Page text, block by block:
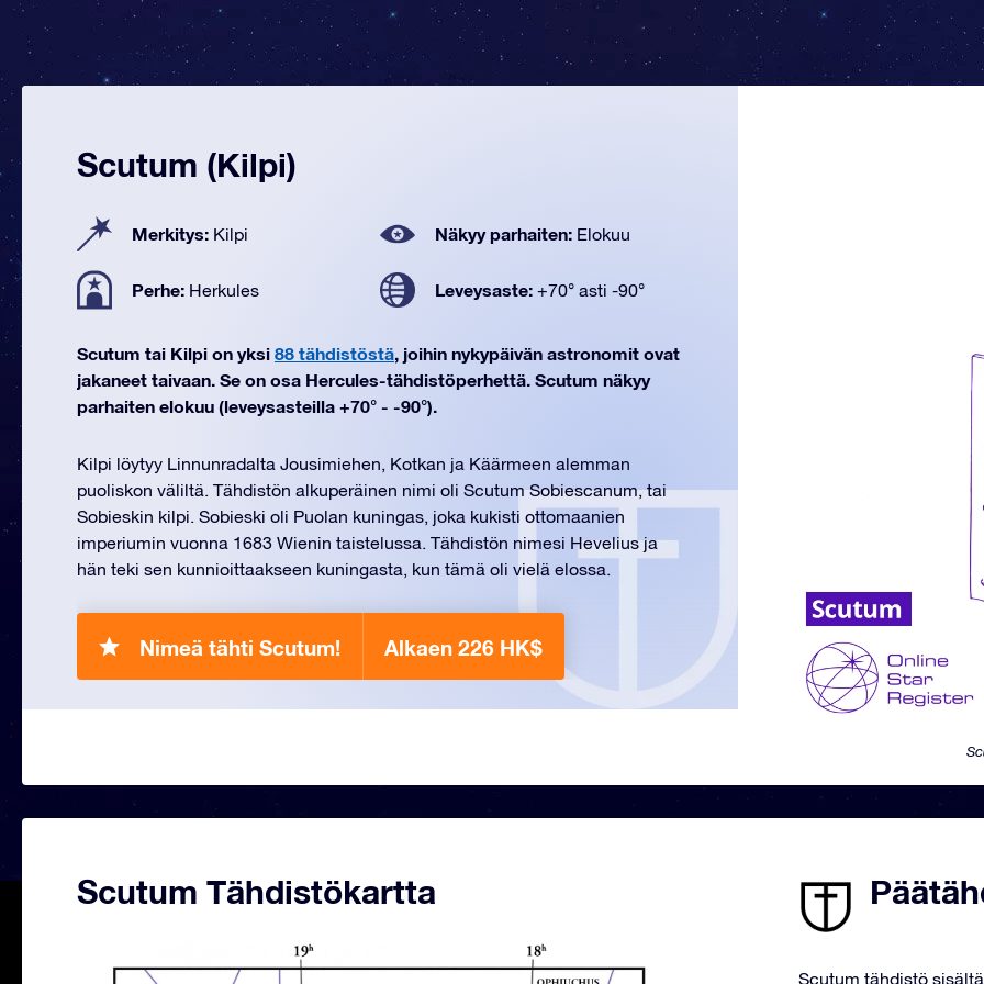
Scutum (Kilpi)
Merkitys: Kilpi Näkyy parhaiten: Elokuu
Perhe: Herkules Leveysaste: +70° asti -90°
Scutum tai Kilpi on yksi 88 tähdistöstä, joihin nykypäivän astronomit ovat
jakaneet taivaan. Se on osa Hercules-tähdistöperhettä. Scutum näkyy
parhaiten elokuu (leveysasteilla +70° - -90°).
Kilpi löytyy Linnunradalta Jousimiehen, Kotkan ja Käärmeen alemman
puoliskon väliltä. Tähdistön alkuperäinen nimi oli Scutum Sobiescanum, tai
Sobieskin kilpi. Sobieski oli Puolan kuningas, joka kukisti ottomaanien
imperiumin vuonna 1683 Wienin taistelussa. Tähdistön nimesi Hevelius ja
hän teki sen kunnioittaakseen kuningasta, kun tämä oli vielä elossa.
Nimeä tähti Scutum! Alkaen 226 HK$
Scutum Tähdistökartta
Scutum tähdistö